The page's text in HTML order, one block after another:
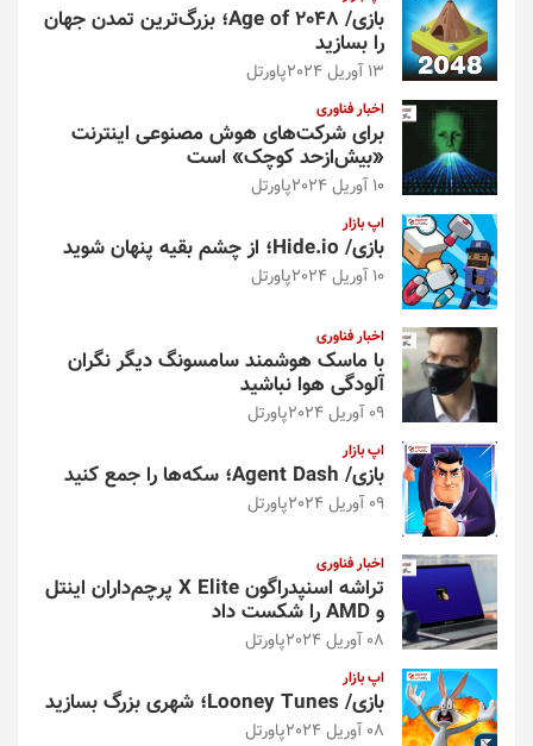
بازی/ Age of 2048؛ بزرگ‌ترین تمدن جهان
را بسازید
13 آوریل 2024 پاورتل
اخبار فناوری
برای شرکت‌های هوش مصنوعی اینترنت
«بیش‌از‌حد کوچک» است
10 آوریل 2024 پاورتل
اپ بازار
بازی/ Hide.io؛ از چشم بقیه پنهان شوید
10 آوریل 2024 پاورتل
اخبار فناوری
با ماسک هوشمند سامسونگ دیگر نگران
آلودگی هوا نباشید
09 آوریل 2024 پاورتل
اپ بازار
بازی/ Agent Dash؛ سکه‌ها را جمع کنید
09 آوریل 2024 پاورتل
اخبار فناوری
تراشه اسنپدراگون X Elite پرچم‌داران اینتل
و AMD را شکست داد
08 آوریل 2024 پاورتل
اپ بازار
بازی/ Looney Tunes؛ شهری بزرگ بسازید
08 آوریل 2024 پاورتل